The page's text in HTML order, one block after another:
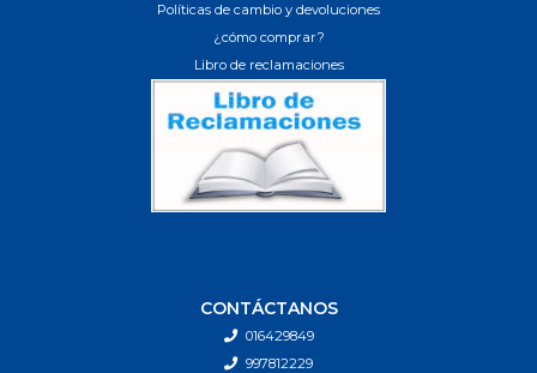
Políticas de cambio y devoluciones
¿cómo comprar?
Libro de reclamaciones
CONTÁCTANOS
016429849
997812229